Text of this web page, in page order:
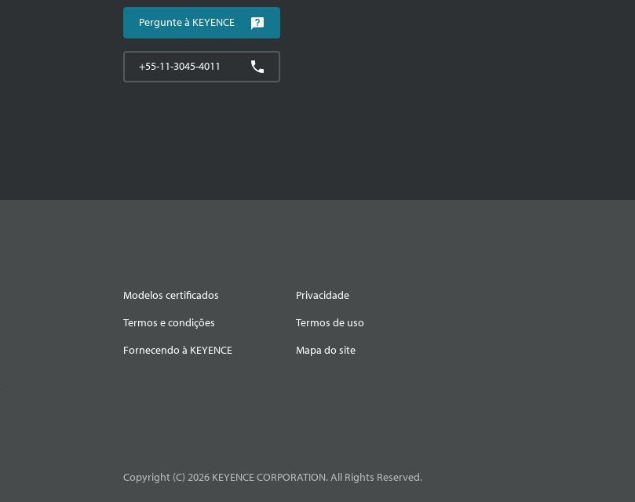
Pergunte à KEYENCE
+55-11-3045-4011
Modelos certificados
Privacidade
Termos e condições
Termos de uso
Fornecendo à KEYENCE
Mapa do site
Copyright (C) 2026 KEYENCE CORPORATION. All Rights Reserved.